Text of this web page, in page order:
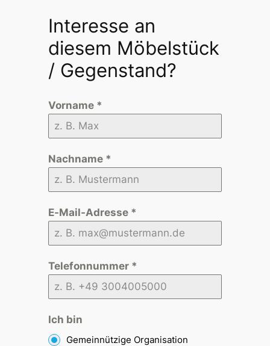
Interesse an
diesem Möbelstück
/ Gegenstand?
Vorname *
Nachname *
E-Mail-Adresse *
Telefonnummer *
Ich bin
Gemeinnützige Organisation